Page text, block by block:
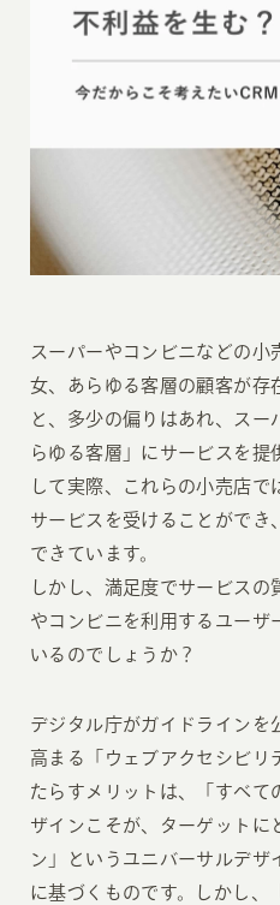
スーパーやコンビニなどの小
女、あらゆる客層の顧客が存
と、多少の偏りはあれ、スー
らゆる客層」にサービスを提
して実際、これらの小売店で
サービスを受けることができ
できています。
しかし、満足度でサービスの
やコンビニを利用するユーザ
いるのでしょうか？
デジタル庁がガイドラインを
高まる「ウェブアクセシビリ
たらすメリットは、「すべて
ザインこそが、ターゲットに
ン」というユニバーサルデザ
に基づくものです。しかし、